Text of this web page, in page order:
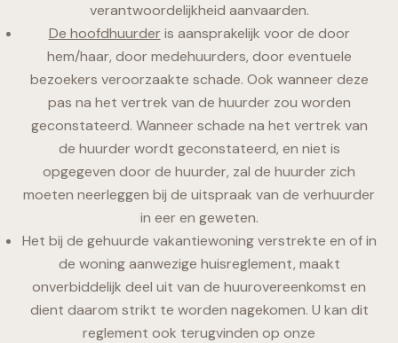
verantwoordelijkheid aanvaarden.
De hoofdhuurderis aansprakelijk voor de door
hem/haar, door medehuurders, door eventuele
bezoekers veroorzaakte schade. Ook wanneer deze
pas na het vertrek van de huurder zou worden
geconstateerd. Wanneer schade na het vertrek van
de huurder wordt geconstateerd, en niet is
opgegeven door de huurder, zal de huurder zich
moeten neerleggen bij de uitspraak van de verhuurder
in eer en geweten.
Het bij de gehuurde vakantiewoning verstrekte en of in
de woning aanwezige huisreglement, maakt
onverbiddelijk deel uit van de huurovereenkomst en
dient daarom strikt te worden nagekomen. U kan dit
reglement ook terugvinden op onze